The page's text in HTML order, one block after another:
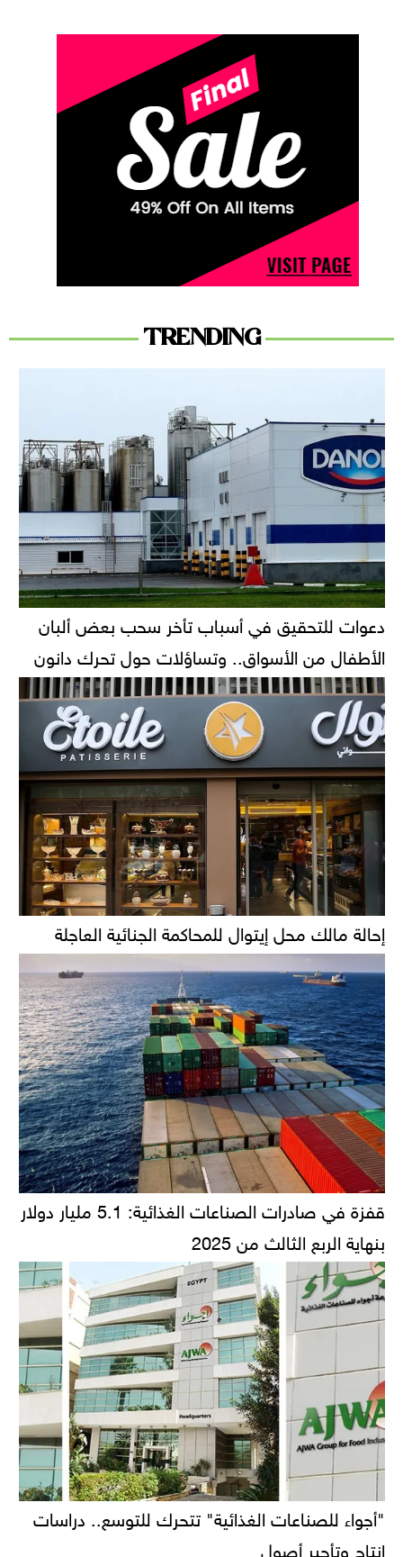
TRENDING
دعوات للتحقيق في أسباب تأخر سحب بعض ألبان
الأطفال من الأسواق.. وتساؤلات حول تحرك دانون
إحالة مالك محل إيتوال للمحاكمة الجنائية العاجلة
قفزة في صادرات الصناعات الغذائية: 5.1 مليار دولار
بنهاية الربع الثالث من 2025
"أجواء للصناعات الغذائية" تتحرك للتوسع.. دراسات
إنتاج وتأجير أصول